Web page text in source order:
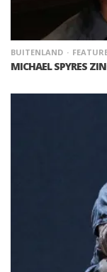
BUITENLAND
MICHAEL SPYRES